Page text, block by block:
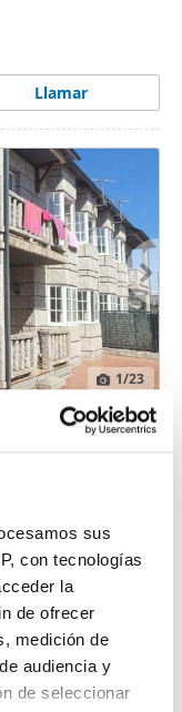
sus
con tecnologías
la
de ofrecer
medición de
audiencia y
de seleccionar
Llamar
1/23
Llamar
PREMIUM